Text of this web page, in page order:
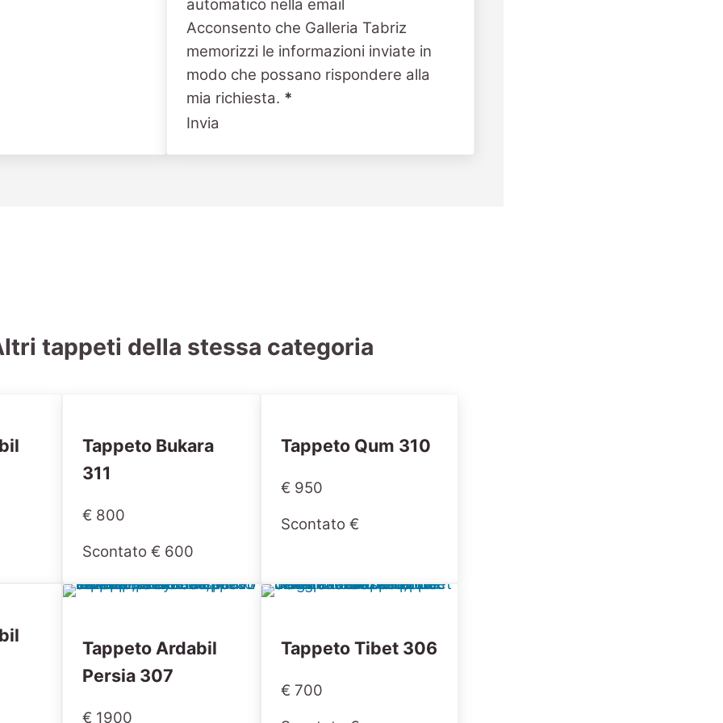
automatico nella email
Acconsento che Galleria Tabriz
memorizzi le informazioni inviate in
modo che possano rispondere alla
mia richiesta. *
Invia
tappeti della stessa categoria
Tappeto Bukara
311
€ 800
Scontato € 600
Tappeto Qum 310
€ 950
Scontato €
Tappeto Ardabil
Persia 307
€ 1900
Tappeto Tibet 306
€ 700